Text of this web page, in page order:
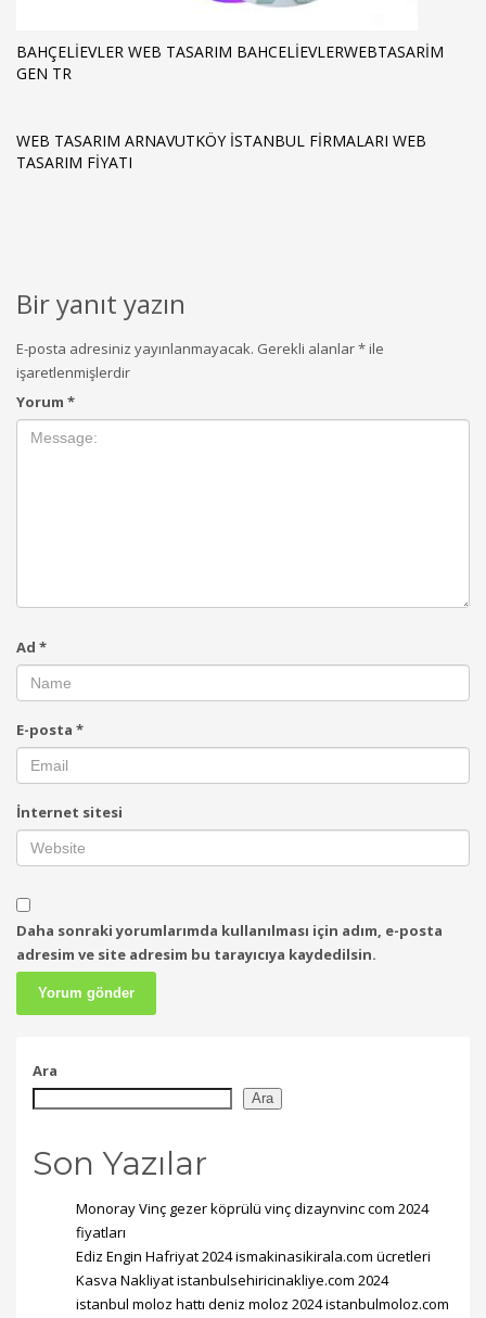
BAHÇELIEVLER WEB TASARIM BAHCELIEVLERWEBTASARIM
GEN TR
WEB TASARIM ARNAVUTKÖY ISTANBUL FIRMALARI WEB
TASARIM FIYATI
Bir yanıt yazın
E-posta adresiniz yayınlanmayacak. Gerekli alanlar*ile
işaretlenmişlerdir
Yorum *
Ad *
E-posta *
İnternet sitesi
Daha sonraki yorumlarımda kullanılması için adım, e-posta
adresim ve site adresim bu tarayıcıya kaydedilsin.
Ara
Ara
Son Yazılar
Monoray Vinç gezer köprülü vinç dizaynvinc com 2024
fiyatları
Ediz Engin Hafriyat 2024 ismakinasikirala.com ücretleri
Kasva Nakliyat istanbulsehiricinakliye.com 2024
istanbul moloz hattı deniz moloz 2024 istanbulmoloz.com